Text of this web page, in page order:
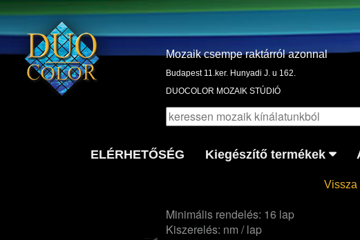
Mozaik csempe raktárról azonnal
Budapest 11.ker. Hunyadi J. u 162.
DUOCOLOR MOZAIK STÚDIÓ
ELÉRHETŐSÉG Kiegészítő termékek
Vissza
Minimális rendelés: 16 lap
Kiszerelés: nm / lap